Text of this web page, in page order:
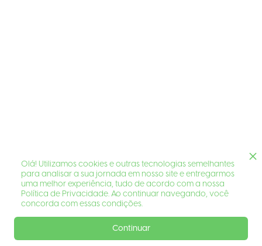
Olá! Utilizamos cookies e outras tecnologias semelhantes
para analisar a sua jornada em nosso site e entregarmos
uma melhor experiência, tudo de acordo com a nossa
Política de Privacidade. Ao continuar navegando, você
concorda com essas condições.
Continuar